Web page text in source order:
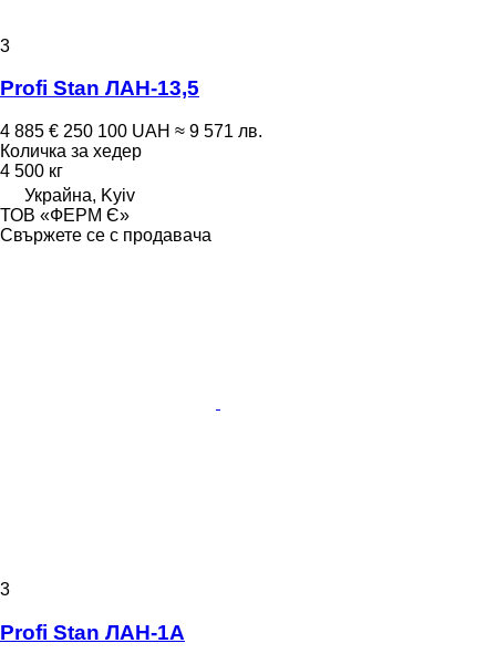
3
Profi Stan ЛАН-13,5
4 885 € 250 100 UAH ≈ 9 571 лв.
Количка за хедер
4 500 кг
Украйна, Kyiv
ТОВ «ФЕРМ Є»
Свържете се с продавача
3
Profi Stan ЛАН-1А